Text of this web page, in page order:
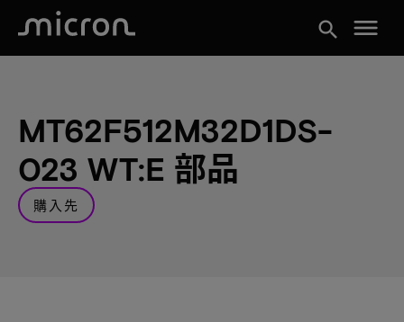
search menu
MT62F512M32D1DS-
023 WT:E 部品
購入先